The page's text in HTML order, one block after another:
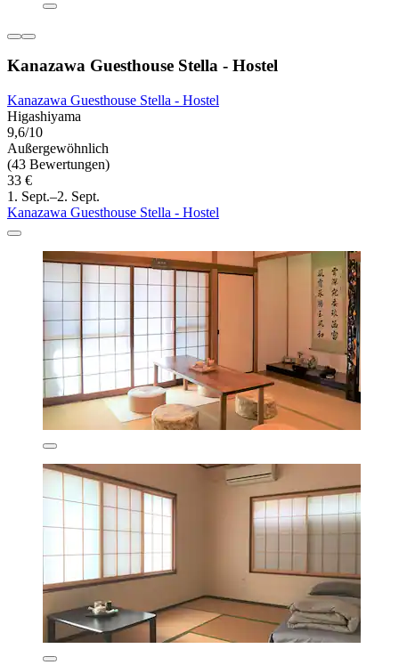
Kanazawa Guesthouse Stella - Hostel
Kanazawa Guesthouse Stella - Hostel
Higashiyama
9,6/10
Außergewöhnlich
(43 Bewertungen)
33 €
1. Sept.–2. Sept.
Kanazawa Guesthouse Stella - Hostel